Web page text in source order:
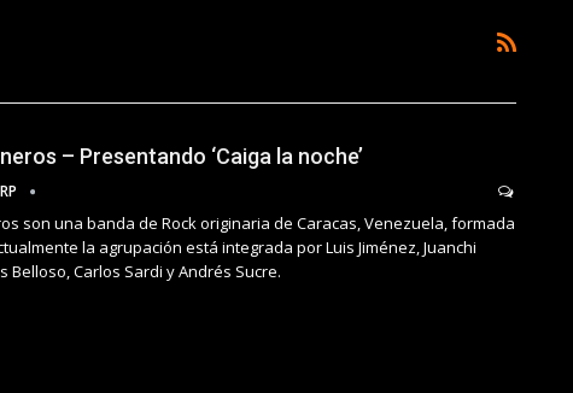
– Presentando ‘Caiga la noche’
son una banda de Rock originaria de Caracas, Venezuela, formada
la agrupación está integrada por Luis Jiménez, Juanchi
Belloso, Carlos Sardi y Andrés Sucre.